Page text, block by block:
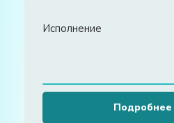
Исполнение
Подробнее